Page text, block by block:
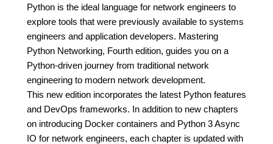
Python is the ideal language for network engineers to
explore tools that were previously available to systems
engineers and application developers. Mastering
Python Networking, Fourth edition, guides you on a
Python-driven journey from traditional network
engineering to modern network development.
This new edition incorporates the latest Python features
and DevOps frameworks. In addition to new chapters
on introducing Docker containers and Python 3 Async
IO for network engineers, each chapter is updated with